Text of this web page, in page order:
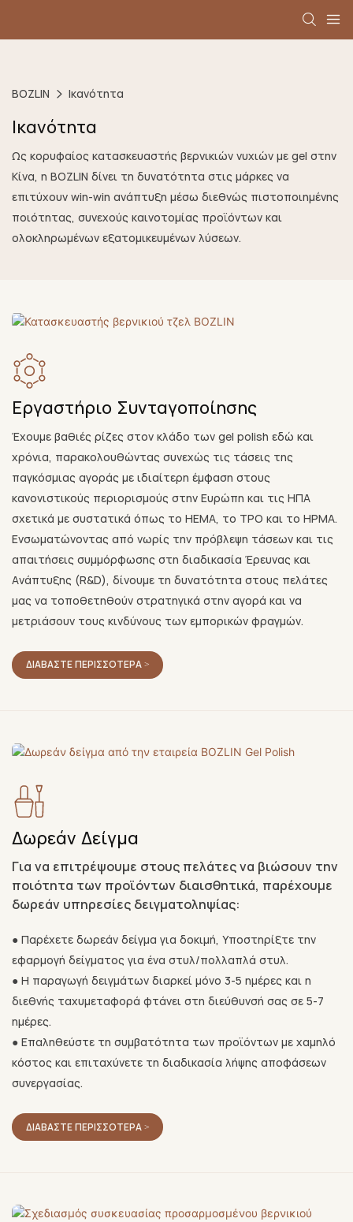
BOZLIN Ικανότητα
Ικανότητα
Ως κορυφαίος κατασκευαστής βερνικιών νυχιών με gel στην
Κίνα, η BOZLIN δίνει τη δυνατότητα στις μάρκες να
επιτύχουν win-win ανάπτυξη μέσω διεθνώς πιστοποιημένης
ποιότητας, συνεχούς καινοτομίας προϊόντων και
ολοκληρωμένων εξατομικευμένων λύσεων.
Εργαστήριο Συνταγοποίησης
Έχουμε βαθιές ρίζες στον κλάδο των gel polish εδώ και
χρόνια, παρακολουθώντας συνεχώς τις τάσεις της
παγκόσμιας αγοράς με ιδιαίτερη έμφαση στους
κανονιστικούς περιορισμούς στην Ευρώπη και τις ΗΠΑ
σχετικά με συστατικά όπως το HEMA, το TPO και το HPMA.
Ενσωματώνοντας από νωρίς την πρόβλεψη τάσεων και τις
απαιτήσεις συμμόρφωσης στη διαδικασία Έρευνας και
Ανάπτυξης (R&D), δίνουμε τη δυνατότητα στους πελάτες
μας να τοποθετηθούν στρατηγικά στην αγορά και να
μετριάσουν τους κινδύνους των εμπορικών φραγμών.
ΔΙΑΒΆΣΤΕ ΠΕΡΙΣΣΌΤΕΡΑ >
Δωρεάν Δείγμα
Για να επιτρέψουμε στους πελάτες να βιώσουν την
ποιότητα των προϊόντων διαισθητικά, παρέχουμε
δωρεάν υπηρεσίες δειγματοληψίας:
● Παρέχετε δωρεάν δείγμα για δοκιμή, Υποστηρίξτε την
εφαρμογή δείγματος για ένα στυλ/πολλαπλά στυλ.
● Η παραγωγή δειγμάτων διαρκεί μόνο 3-5 ημέρες και η
διεθνής ταχυμεταφορά φτάνει στη διεύθυνσή σας σε 5-7
ημέρες.
● Επαληθεύστε τη συμβατότητα των προϊόντων με χαμηλό
κόστος και επιταχύνετε τη διαδικασία λήψης αποφάσεων
συνεργασίας.
ΔΙΑΒΆΣΤΕ ΠΕΡΙΣΣΌΤΕΡΑ >